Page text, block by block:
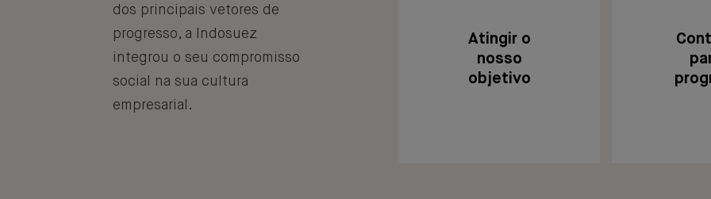
dos principais vetores de
progresso, a Indosuez
integrou o seu compromisso
social na sua cultura
empresarial.
Atingir o
nosso
objetivo